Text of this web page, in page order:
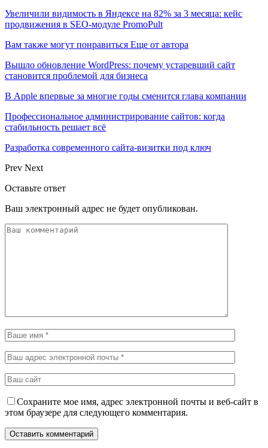
Увеличили видимость в Яндексе на 82% за 3 месяца: кейс
продвижения в SEO-модуле PromoPult
Вам также могут понравиться Еще от автора
Вышло обновление WordPress: почему устаревший сайт
становится проблемой для бизнеса
В Apple впервые за многие годы сменится глава компании
Профессиональное администрирование сайтов: когда
стабильность решает всё
Разработка современного сайта-визитки под ключ
Prev Next
Оставьте ответ
Ваш электронный адрес не будет опубликован.
Сохраните мое имя, адрес электронной почты и веб-сайт в
этом браузере для следующего комментария.